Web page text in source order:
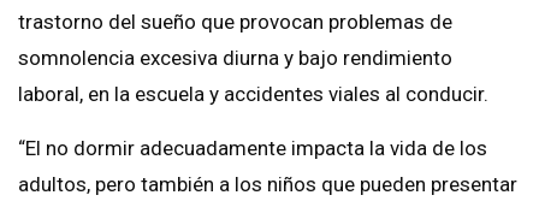
trastorno del sueño que provocan problemas de
somnolencia excesiva diurna y bajo rendimiento
laboral, en la escuela y accidentes viales al conducir.
“El no dormir adecuadamente impacta la vida de los
adultos, pero también a los niños que pueden presentar